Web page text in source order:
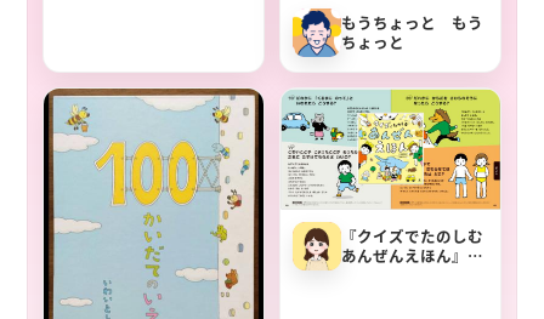
もうちょっと もう
ちょっと
『クイズでたのしむ
あんぜんえほん』で